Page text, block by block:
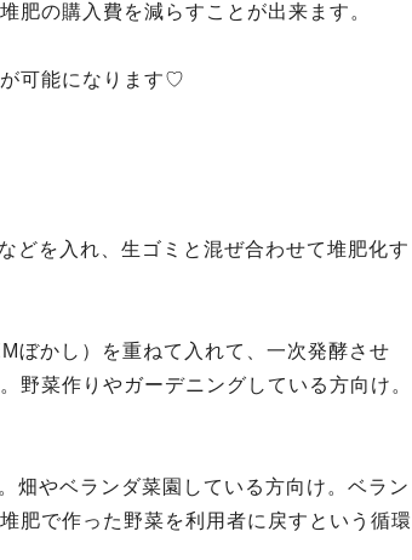
肥の購入費を減らすことが出来ます。
可能になります♡
どを入れ、生ゴミと混ぜ合わせて堆肥化す
ぼかし）を重ねて入れて、一次発酵させ
野菜作りやガーデニングしている方向け。
畑やベランダ菜園している方向け。ベラン
肥で作った野菜を利用者に戻すという循環